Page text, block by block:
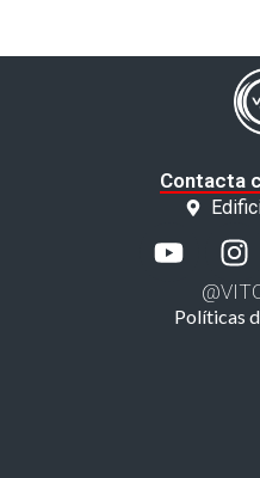
Contacta
Políticas